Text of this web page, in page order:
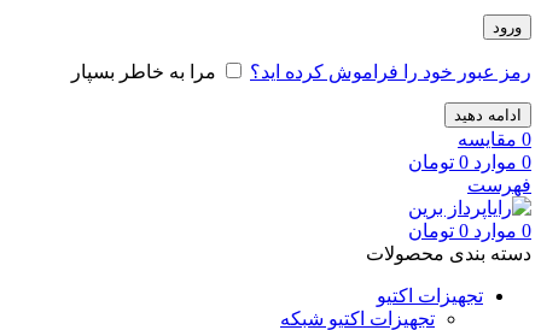
ورود
رمز عبور خود را فراموش کرده اید؟ مرا به خاطر بسپار
ادامه دهید
0 مقایسه
0 موارد 0 تومان
فهرست
0 موارد 0 تومان
دسته بندی محصولات
تجهیزات اکتیو
تجهیزات اکتیو شبکه